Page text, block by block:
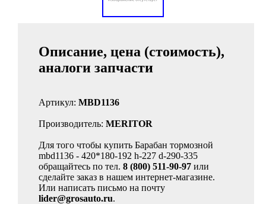
Описание, цена (стоимость),
аналоги запчасти
Артикул: MBD1136
Производитель: MERITOR
Для того чтобы купить Барабан тормозной
mbd1136 - 420*180-192 h-227 d-290-335
обращайтесь по тел. 8 (800) 511-90-97 или
сделайте заказ в нашем интернет-магазине.
Или написать письмо на почту
lider@grosauto.ru.